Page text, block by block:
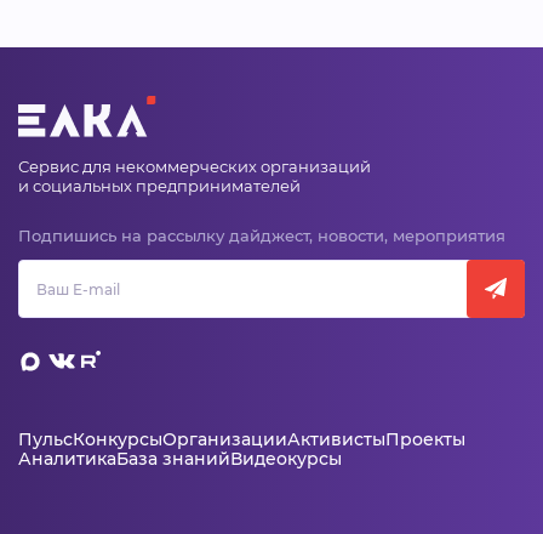
Сервис для некоммерческих организаций
и социальных предпринимателей
Подпишись на рассылку дайджест, новости, мероприятия
ПульсКонкурсыОрганизацииАктивистыПроекты
АналитикаБаза знанийВидеокурсы